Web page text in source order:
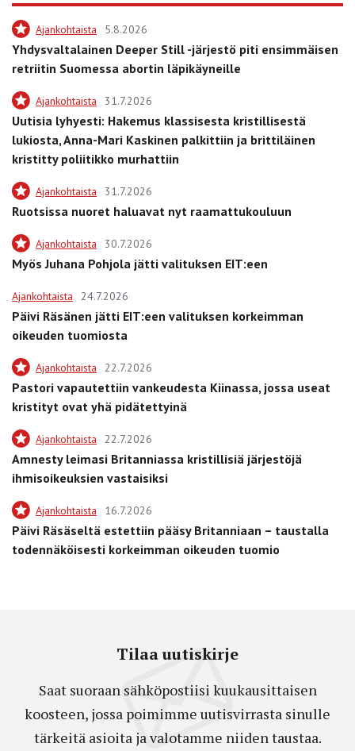
Ajankohtaista 5.8.2026
Yhdysvaltalainen Deeper Still -järjestö piti ensimmäisen
retriitin Suomessa abortin läpikäyneille
Ajankohtaista 31.7.2026
Uutisia lyhyesti: Hakemus klassisesta kristillisestä
lukiosta, Anna-Mari Kaskinen palkittiin ja brittiläinen
kristitty poliitikko murhattiin
Ajankohtaista 31.7.2026
Ruotsissa nuoret haluavat nyt raamattukouluun
Ajankohtaista 30.7.2026
Myös Juhana Pohjola jätti valituksen EIT:een
Ajankohtaista 24.7.2026
Päivi Räsänen jätti EIT:een valituksen korkeimman
oikeuden tuomiosta
Ajankohtaista 22.7.2026
Pastori vapautettiin vankeudesta Kiinassa, jossa useat
kristityt ovat yhä pidätettyinä
Ajankohtaista 22.7.2026
Amnesty leimasi Britanniassa kristillisiä järjestöjä
ihmisoikeuksien vastaisiksi
Ajankohtaista 16.7.2026
Päivi Räsäseltä estettiin pääsy Britanniaan – taustalla
todennäköisesti korkeimman oikeuden tuomio
Tilaa uutiskirje
Saat suoraan sähköpostiisi kuukausittaisen
koosteen, jossa poimimme uutisvirrasta sinulle
tärkeitä asioita ja valotamme niiden taustaa.